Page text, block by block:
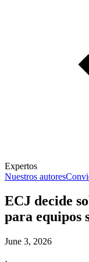
Expertos
Nuestros autores
ECJ decide
para equipos
June 3, 2026